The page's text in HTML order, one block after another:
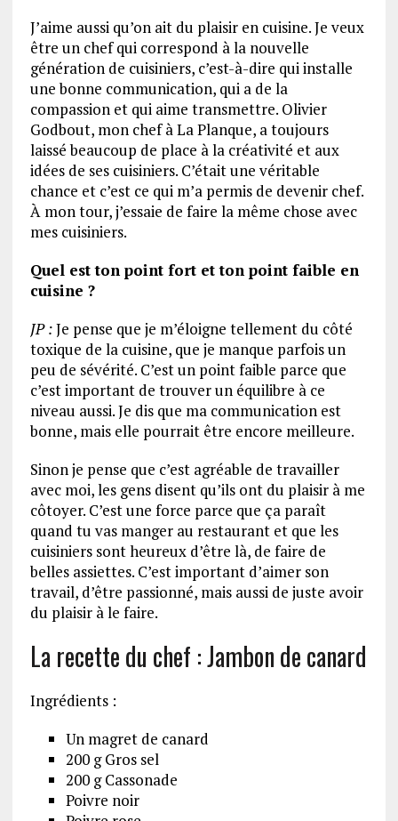
J’aime aussi qu’on ait du plaisir en cuisine. Je veux
être un chef qui correspond à la nouvelle
génération de cuisiniers, c’est-à-dire qui installe
une bonne communication, qui a de la
compassion et qui aime transmettre. Olivier
Godbout, mon chef à La Planque, a toujours
laissé beaucoup de place à la créativité et aux
idées de ses cuisiniers. C’était une véritable
chance et c’est ce qui m’a permis de devenir chef.
À mon tour, j’essaie de faire la même chose avec
mes cuisiniers.
Quel est ton point fort et ton point faible en
cuisine ?
JP :Je pense que je m’éloigne tellement du côté
toxique de la cuisine, que je manque parfois un
peu de sévérité. C’est un point faible parce que
c’est important de trouver un équilibre à ce
niveau aussi. Je dis que ma communication est
bonne, mais elle pourrait être encore meilleure.
Sinon je pense que c’est agréable de travailler
avec moi, les gens disent qu’ils ont du plaisir à me
côtoyer. C’est une force parce que ça paraît
quand tu vas manger au restaurant et que les
cuisiniers sont heureux d’être là, de faire de
belles assiettes. C’est important d’aimer son
travail, d’être passionné, mais aussi de juste avoir
du plaisir à le faire.
La recette du chef : Jambon de canard
Ingrédients :
Un magret de canard
200 g Gros sel
200 g Cassonade
Poivre noir